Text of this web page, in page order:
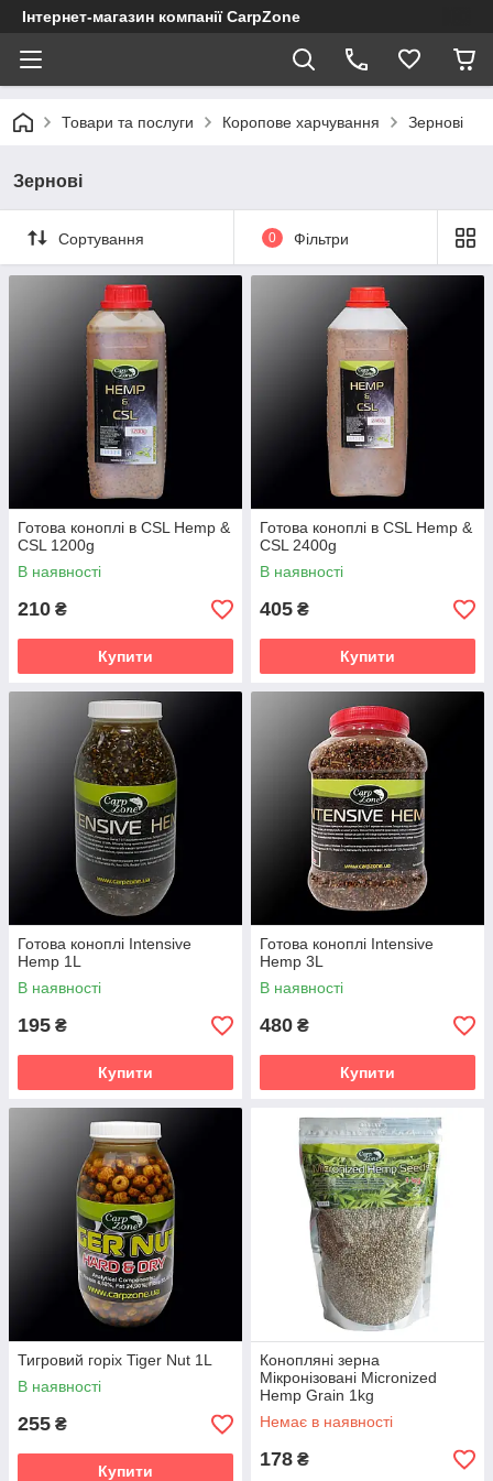
Інтернет-магазин компанії CarpZone
Товари та послуги Коропове харчування Зернові
Зернові
Сортування 0 Фільтри
Готова коноплі в CSL Hemp &
CSL 1200g
В наявності
210 ₴
Купити
Готова коноплі в CSL Hemp &
CSL 2400g
В наявності
405 ₴
Купити
Готова коноплі Intensive
Hemp 1L
В наявності
195 ₴
Купити
Готова коноплі Intensive
Hemp 3L
В наявності
480 ₴
Купити
Тигровий горіх Tiger Nut 1L
В наявності
255 ₴
Купити
Конопляні зерна
Мікронізовані Micronized
Hemp Grain 1kg
Немає в наявності
178 ₴